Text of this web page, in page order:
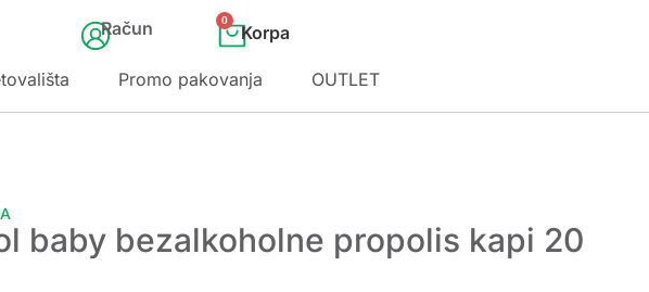
Račun 0
Promo pakovanja OUTLET
baby bezalkoholne propolis kapi 20